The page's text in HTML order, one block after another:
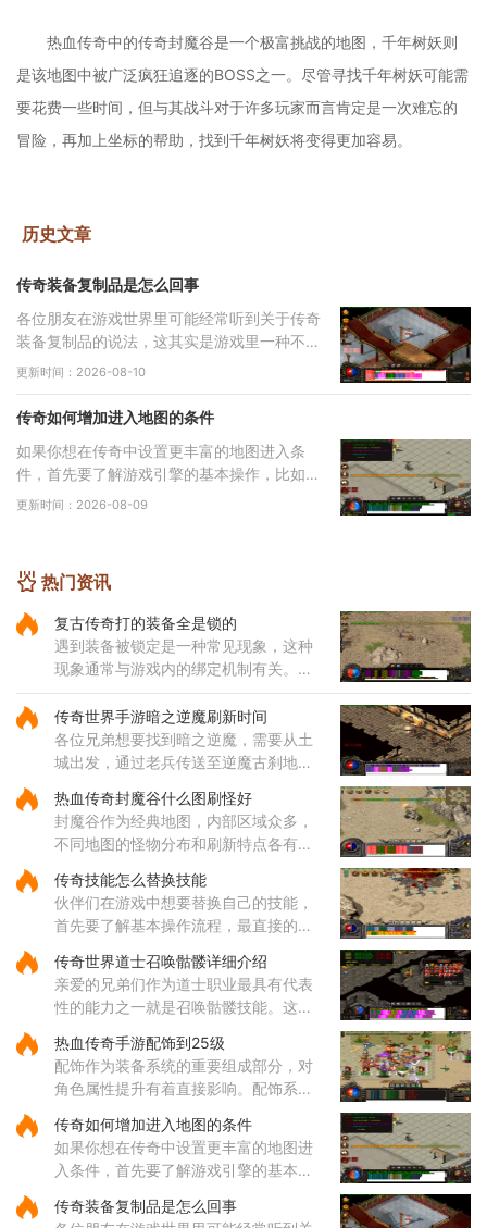
热血传奇中的传奇封魔谷是一个极富挑战的地图，千年树妖则
是该地图中被广泛疯狂追逐的BOSS之一。尽管寻找千年树妖可能需
要花费一些时间，但与其战斗对于许多玩家而言肯定是一次难忘的
冒险，再加上坐标的帮助，找到千年树妖将变得更加容易。
历史文章
传奇装备复制品是怎么回事
各位朋友在游戏世界里可能经常听到关于传奇
装备复制品的说法，这其实是游戏里一种不太
正常的装备获取方式。有些小伙伴可能会通过
进
更新时间：2026-08-10
传奇如何增加进入地图的条件
如果你想在传奇中设置更丰富的地图进入条
件，首先要了解游戏引擎的基本操作，比如使
用NexusEngine和MaNGOS这类工具可以为
更新时间：2026-08-09
热门资讯
复古传奇打的装备全是锁的
遇到装备被锁定是一种常见现象，这种
现象通常与游戏内的绑定机制有关。部
分装备在获取后会自动绑定到角色身
上，这种绑定状态会限制装备的交易和
丢弃功能。装备锁定是游戏设计
传奇世界手游暗之逆魔刷新时间
各位兄弟想要找到暗之逆魔，需要从土
城出发，通过老兵传送至逆魔古刹地
魔阵中，咱们需要先进入右边的门，然
后按照逆时针方向前进，最终将
热血传奇封魔谷什么图刷怪好
封魔谷作为经典地图，内部区域众多，
不同地图的怪物分布和刷新特点各有差
角度来看，纵横道作为一个枢纽性质的
区域，连接着多个重要地点，
传奇技能怎么替换技能
伙伴们在游戏中想要替换自己的技能，
首先要了解基本操作流程，最直接的方
标上通过拖拽操作来调整它们的位置顺
序。这样的调整能够帮助哥哥
传奇世界道士召唤骷髅详细介绍
亲爱的兄弟们作为道士职业最具有代表
性的能力之一就是召唤骷髅技能。这个
能，让你能够通过施法将死去的生灵转
化为强大的骷髅伙伴。当你学
热血传奇手游配饰到25级
配饰作为装备系统的重要组成部分，对
角色属性提升有着直接影响。配饰系统
个部位都有其独特的属性加成，需要根
据职业特性进行合理搭配。配
传奇如何增加进入地图的条件
如果你想在传奇中设置更丰富的地图进
入条件，首先要了解游戏引擎的基本操
这类工具可以为地图自定义地形、NPC
传奇装备复制品是怎么回事